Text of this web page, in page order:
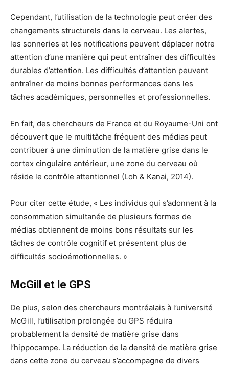
Cependant, l’utilisation de la technologie peut créer des
changements structurels dans le cerveau. Les alertes,
les sonneries et les notifications peuvent déplacer notre
attention d’une manière qui peut entraîner des difficultés
durables d’attention. Les difficultés d’attention peuvent
entraîner de moins bonnes performances dans les
tâches académiques, personnelles et professionnelles.
En fait, des chercheurs de France et du Royaume-Uni ont
découvert que le multitâche fréquent des médias peut
contribuer à une diminution de la matière grise dans le
cortex cingulaire antérieur, une zone du cerveau où
réside le contrôle attentionnel (Loh & Kanai, 2014).
Pour citer cette étude, « Les individus qui s’adonnent à la
consommation simultanée de plusieurs formes de
médias obtiennent de moins bons résultats sur les
tâches de contrôle cognitif et présentent plus de
difficultés socioémotionnelles. »
McGill et le GPS
De plus, selon des chercheurs montréalais à l’université
McGill, l’utilisation prolongée du GPS réduira
probablement la densité de matière grise dans
l’hippocampe. La réduction de la densité de matière grise
dans cette zone du cerveau s’accompagne de divers